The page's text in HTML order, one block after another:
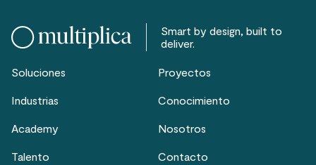
Smart by design, built to
deliver.
Soluciones Proyectos
Industrias Conocimiento
Academy Nosotros
Talento Contacto